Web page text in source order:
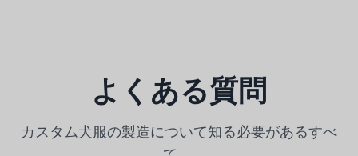
よくある質問
カスタム犬服の製造について知る必要があるすべ